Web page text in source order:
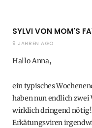
SYLVI VON MOM'S
9 JAHREN AGO
Hallo Anna,
ein typisches
haben nun endlich zwei
wirklich dringend
Erkätungsviren